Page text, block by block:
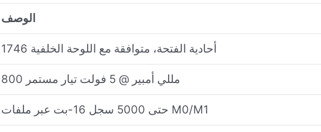
الوصف
أحادية الفتحة، متوافقة مع اللوحة الخلفية 1746
800 مللي أمبير @ 5 فولت تيار مستمر
حتى 5000 سجل 16-بت عبر ملفات M0/M1